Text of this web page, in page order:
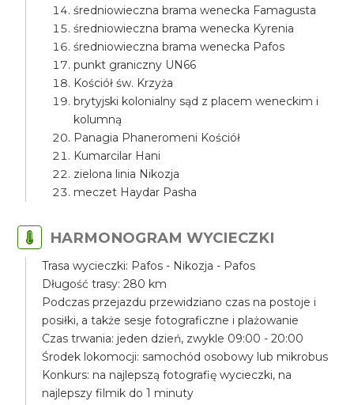
średniowieczna brama wenecka Famagusta
średniowieczna brama wenecka Kyrenia
średniowieczna brama wenecka Pafos
punkt graniczny UN66
Kościół św. Krzyża
brytyjski kolonialny sąd z placem weneckim i
kolumną
Panagia Phaneromeni Kościół
Kumarcilar Hani
zielona linia Nikozja
meczet Haydar Pasha
HARMONOGRAM WYCIECZKI
Trasa wycieczki: Pafos - Nikozja - Pafos
Długość trasy: 280 km
Podczas przejazdu przewidziano czas na postoje i
posiłki, a także sesje fotograficzne i plażowanie
Czas trwania: jeden dzień, zwykle 09:00 - 20:00
Środek lokomocji: samochód osobowy lub mikrobus
Konkurs: na najlepszą fotografię wycieczki, na
najlepszy filmik do 1 minuty